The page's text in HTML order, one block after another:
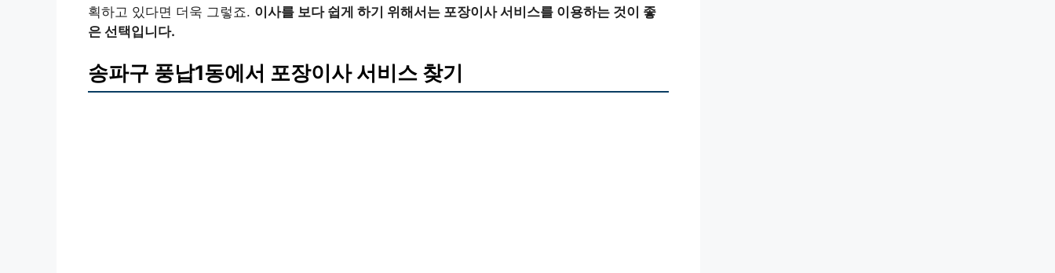
획하고 있다면 더욱 그렇죠. 이사를 보다 쉽게 하기 위해서는 포장이사 서비스를 이용하는 것이 좋
은 선택입니다.
송파구 풍납1동에서 포장이사 서비스 찾기